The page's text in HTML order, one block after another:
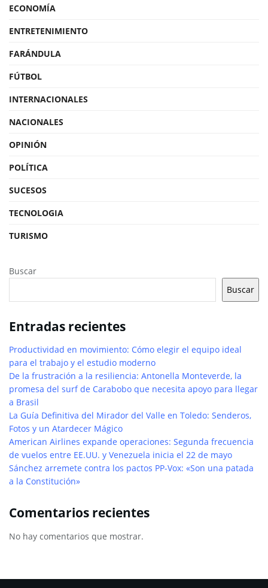
ECONOMÍA
ENTRETENIMIENTO
FARÁNDULA
FÚTBOL
INTERNACIONALES
NACIONALES
OPINIÓN
POLÍTICA
SUCESOS
TECNOLOGIA
TURISMO
Buscar
Buscar
Entradas recientes
Productividad en movimiento: Cómo elegir el equipo ideal
para el trabajo y el estudio moderno
De la frustración a la resiliencia: Antonella Monteverde, la
promesa del surf de Carabobo que necesita apoyo para llegar
a Brasil
La Guía Definitiva del Mirador del Valle en Toledo: Senderos,
Fotos y un Atardecer Mágico
American Airlines expande operaciones: Segunda frecuencia
de vuelos entre EE.UU. y Venezuela inicia el 22 de mayo
Sánchez arremete contra los pactos PP-Vox: «Son una patada
a la Constitución»
Comentarios recientes
No hay comentarios que mostrar.